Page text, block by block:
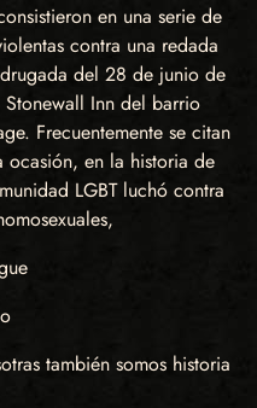
en una serie de
contra una redada
del 28 de junio de
Inn del barrio
Frecuentemente se citan
ocasión, en la historia de
LGBT luchó contra
también somos historia